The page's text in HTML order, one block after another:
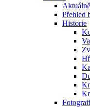
Aktuálně
Přehled
Historie